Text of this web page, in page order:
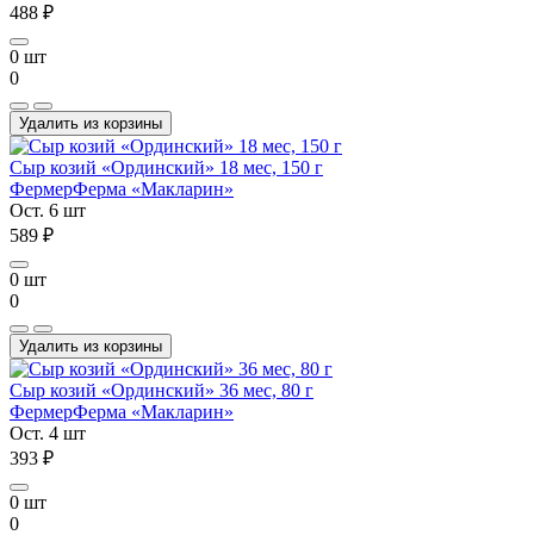
488 ₽
0 шт
0
Удалить из корзины
Сыр козий «Ординский» 18 мес, 150 г
ФермерФерма «Макларин»
Ост. 6 шт
589 ₽
0 шт
0
Удалить из корзины
Сыр козий «Ординский» 36 мес, 80 г
ФермерФерма «Макларин»
Ост. 4 шт
393 ₽
0 шт
0